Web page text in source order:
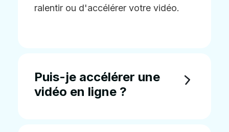
ralentir ou d'accélérer votre vidéo.
Puis-je accélérer une
vidéo en ligne ?